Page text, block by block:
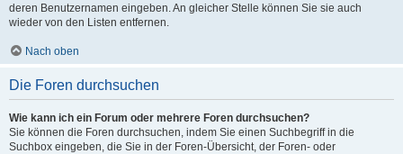
deren Benutzernamen eingeben. An gleicher Stelle können Sie sie auch
wieder von den Listen entfernen.
Nach oben
Die Foren durchsuchen
Wie kann ich ein Forum oder mehrere Foren durchsuchen?
Sie können die Foren durchsuchen, indem Sie einen Suchbegriff in die
Suchbox eingeben, die Sie in der Foren-Übersicht, der Foren- oder